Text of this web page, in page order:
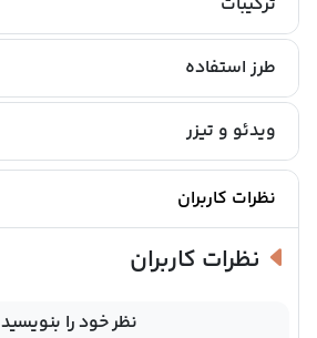
طرز استفاده
ویدئو و تیزر
نظرات کاربران
نظرات کاربران
نظر خود را بنویسید